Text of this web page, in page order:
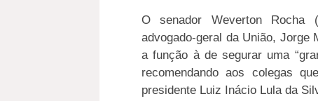
O senador Weverton Rocha
advogado-geral da União, Jorge
a função à de segurar uma
recomendando aos colegas
presidente Luiz Inácio Lula da